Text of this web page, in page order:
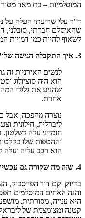
המוסלמיות – בת מאד
ד"ר עלי שריעתי העלה על
שהאיסלם חברתי, סובלני,
לשאוף להיות כמו דמויות
3. איך התקבלה הגישה שלו?
לנשים האירניות
הוא היה סוציולוג
שהניע את גלגלי
אחרת.
נוצרה מהפכה, אבל
ליברלית, חילונית
חומייני עלה
וההטפות שלו
הוא רכב עליה ועלה
4. שזה מה שקורה גם עכשיו במצרים
בדיוק. קם דור הפייסבוק,
והנה האחים המוסלמים
היא ענייה, מסורתית,
קטנה ומצומצמת של